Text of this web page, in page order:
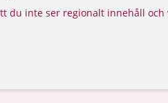
du inte ser regionalt innehåll